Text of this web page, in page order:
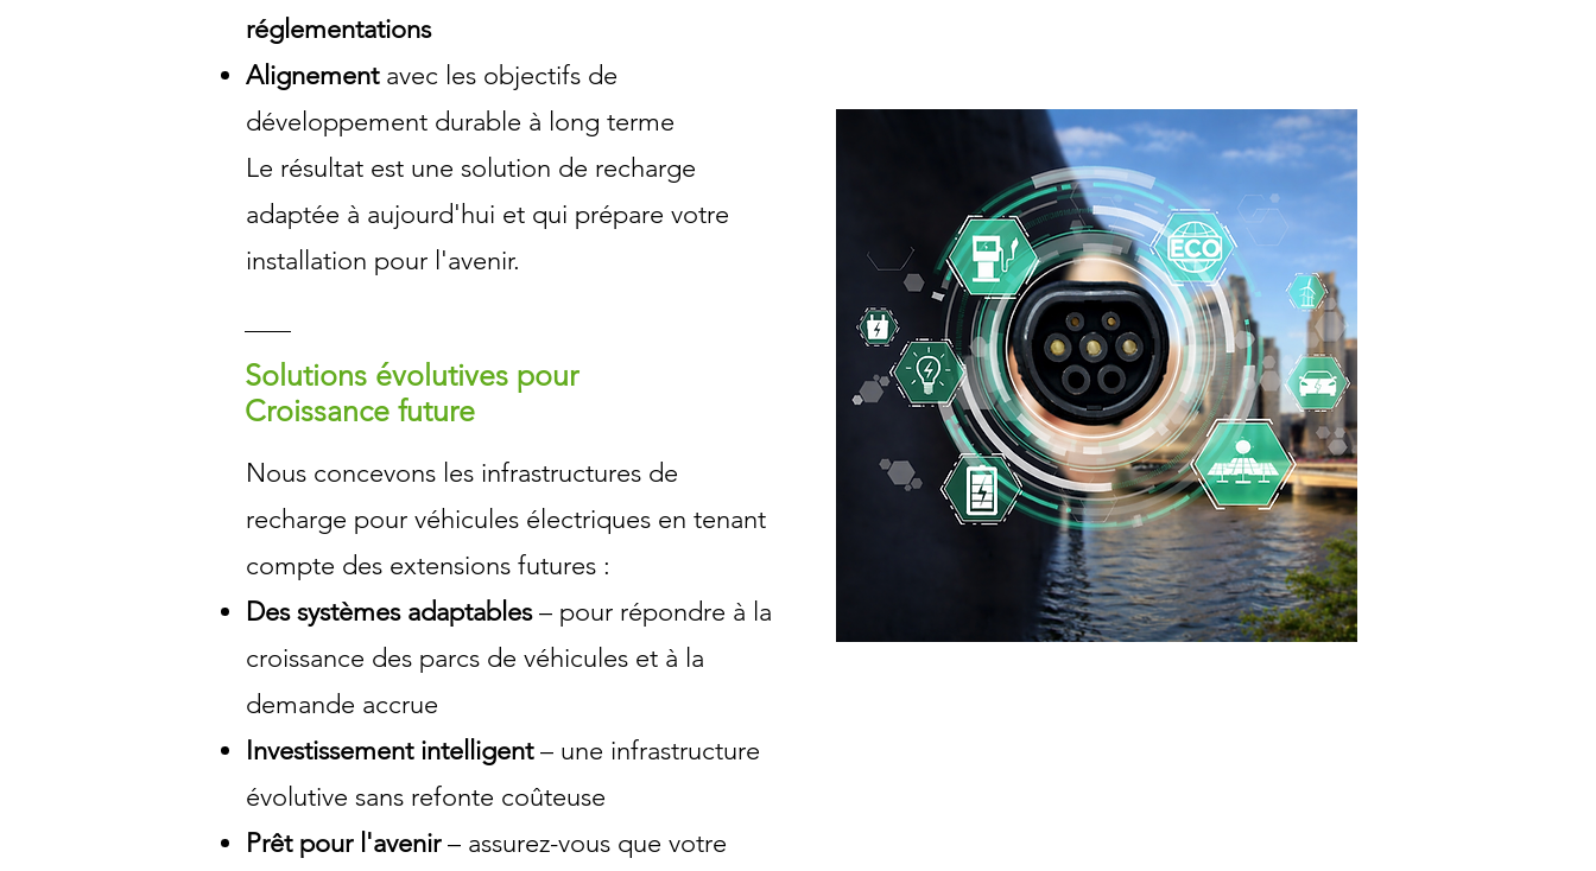
réglementations
Alignementavec les objectifs de
développement durable à long terme
Le résultat est une solution de recharge
adaptée à aujourd'hui et qui prépare votre
installation pour l'avenir.
Solutions évolutives pour
Croissance future
Nous concevons les infrastructures de
recharge pour véhicules électriques en tenant
compte des extensions futures :
Des systèmes adaptables– pour répondre à la
croissance des parcs de véhicules et à la
demande accrue
Investissement intelligent– une infrastructure
évolutive sans refonte coûteuse
Prêt pour l'avenir– assurez-vous que votre